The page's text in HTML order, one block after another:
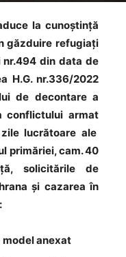
la cunoștință
găzduire refugiați
nr.494 din data de
H.G. nr.336/2022
de decontare a
conflictului armat
lucrătoare ale
primăriei, cam. 40
solicitările de
și cazarea în
anexat